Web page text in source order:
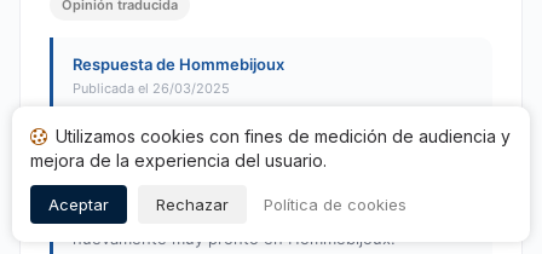
Opinión traducida
Respuesta de Hommebijoux
Publicada el 26/03/2025
opinión y nos complace saber que ha disfrutado de
la calidad de nuestras joyas así como de nuestro
servicio de envío. Su satisfacción es nuestra
prioridad, y esperamos tener el placer de atenderle
nuevamente muy pronto en Hommebijoux.
Utilizamos cookies con fines de medición de audiencia y
mejora de la experiencia del usuario.
Aceptar Rechazar Política de cookies